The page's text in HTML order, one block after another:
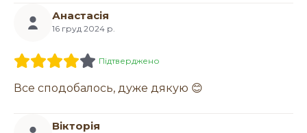
Анастасія
16 груд 2024 р.
Підтверджено
Все сподобалось, дуже дякую 😊
Вікторія